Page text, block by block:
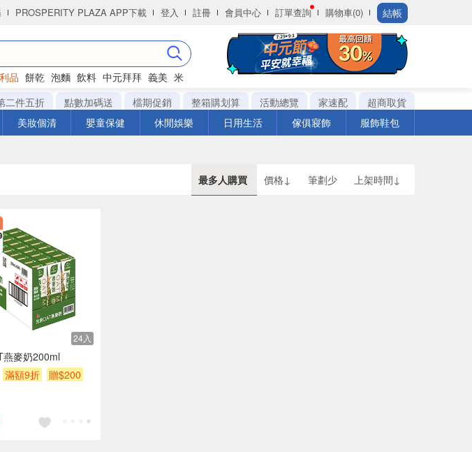
PROSPERITY PLAZA APP下載 登入 註冊 會員中心 訂單查詢 購物車(0) 結帳
品 餅乾 泡麵 飲料 中元拜拜 義美 米
二件五折 點數加碼送 檔期促銷 整箱購划算 活動總覽 家速配
超商取貨
美妝個清 嬰童保健 休閒娛樂 日用生活 傢俱寢飾 服飾鞋包
最多人購買 價格↓ 筆劃少 上架時間↓
24入
燕麥奶200ml
滿額9折 贈$200